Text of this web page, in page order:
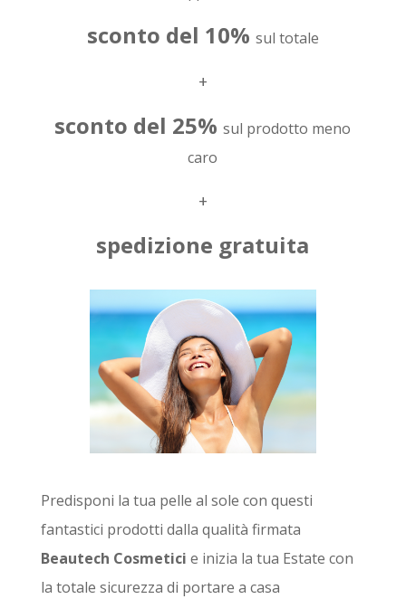
sconto del 10% sul totale
+
sconto del 25%sul prodotto meno
caro
+
spedizione gratuita
Predisponi la tua pelle al sole con questi
fantastici prodotti dalla qualità firmata
Beautech Cosmetici e inizia la tua Estate con
la totale sicurezza di portare a casa